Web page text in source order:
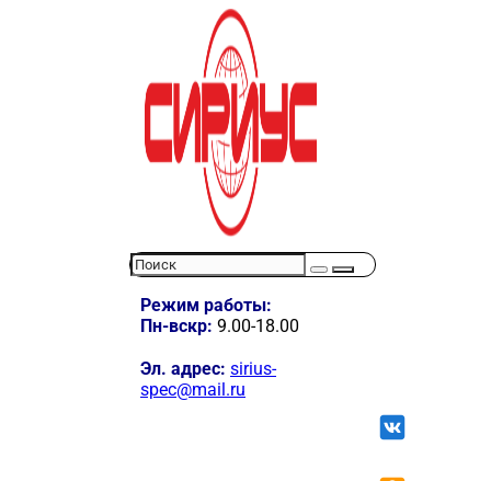
Режим работы:
Пн-вскр: 9.00-18.00
Эл. адрес: sirius-
spec@mail.ru